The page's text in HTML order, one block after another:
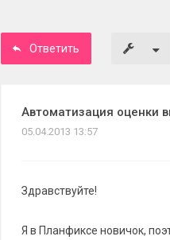
Ответить
Автоматизация оценки
05.04.2013 13:57
Здравствуйте!
Я в Планфиксе новичок,